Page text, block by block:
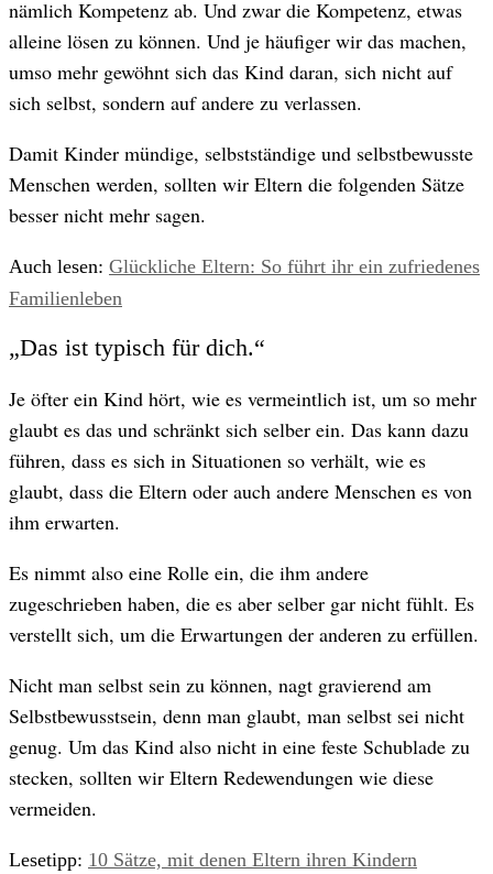
© Getty Images/ Catherine Falls Commercial
nämlich Kompetenz ab. Und zwar die Kompetenz, etwas
alleine lösen zu können. Und je häufiger wir das machen,
umso mehr gewöhnt sich das Kind daran, sich nicht auf
sich selbst, sondern auf andere zu verlassen.
Damit Kinder mündige, selbstständige und selbstbewusste
Menschen werden, sollten wir Eltern die folgenden Sätze
besser nicht mehr sagen.
Auch lesen: Glückliche Eltern: So führt ihr ein zufriedenes
Familienleben
„Das ist typisch für dich.“
Je öfter ein Kind hört, wie es vermeintlich ist, um so mehr
glaubt es das und schränkt sich selber ein. Das kann dazu
führen, dass es sich in Situationen so verhält, wie es
glaubt, dass die Eltern oder auch andere Menschen es von
ihm erwarten.
Es nimmt also eine Rolle ein, die ihm andere
zugeschrieben haben, die es aber selber gar nicht fühlt. Es
verstellt sich, um die Erwartungen der anderen zu erfüllen.
Nicht man selbst sein zu können, nagt gravierend am
Selbstbewusstsein, denn man glaubt, man selbst sei nicht
genug. Um das Kind also nicht in eine feste Schublade zu
stecken, sollten wir Eltern Redewendungen wie diese
vermeiden.
Lesetipp: 10 Sätze, mit denen Eltern ihren Kindern